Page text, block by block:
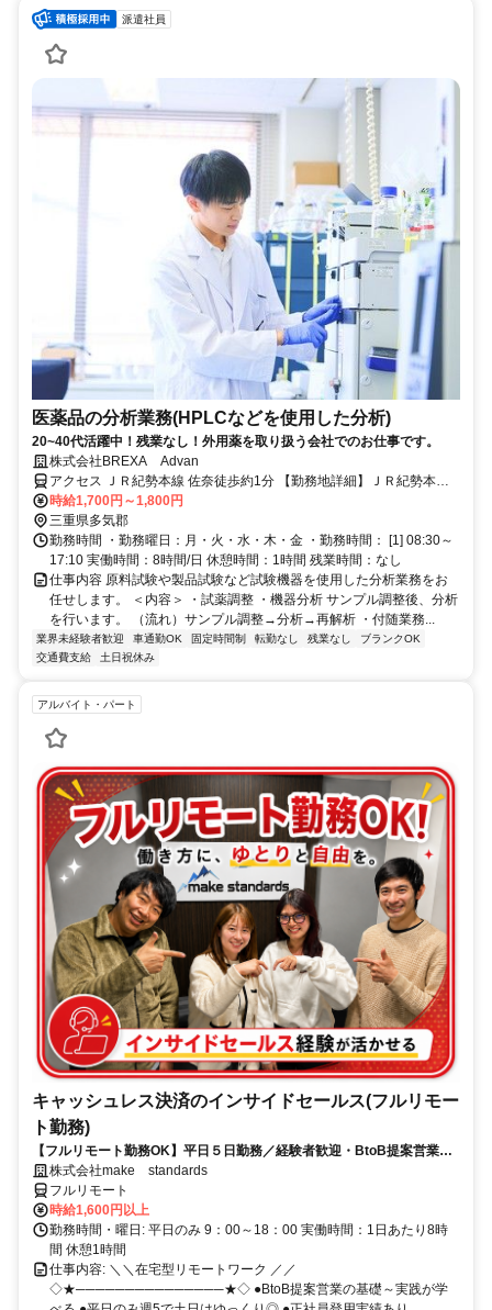
派遣社員
医薬品の分析業務(HPLCなどを使用した分析)
20~40代活躍中！残業なし！外用薬を取り扱う会社でのお仕事です。
株式会社BREXA Advan
アクセス ＪＲ紀勢本線 佐奈徒歩約1分 【勤務地詳細】ＪＲ紀勢本線
『佐奈駅』より車で5分 ＊車通勤可
時給1,700円～1,800円
三重県多気郡
勤務時間 ・勤務曜日：月・火・水・木・金 ・勤務時間： [1] 08:30～
17:10 実働時間：8時間/日 休憩時間：1時間 残業時間：なし
仕事内容 原料試験や製品試験など試験機器を使用した分析業務をお
任せします。 ＜内容＞ ・試薬調整 ・機器分析 サンプル調整後、分析
を行います。 （流れ）サンプル調整→分析→再解析 ・付随業務...
業界未経験者歓迎 車通勤OK 固定時間制 転勤なし 残業なし
ブランクOK
交通費支給
土日祝休み
アルバイト・パート
キャッシュレス決済のインサイドセールス(フルリモー
ト勤務)
【フルリモート勤務OK】平日５日勤務／経験者歓迎・BtoB提案営業で
スキルアップ
株式会社make standards
フルリモート
時給1,600円以上
勤務時間・曜日: 平日のみ 9：00～18：00 実働時間：1日あたり8時
間 休憩1時間
仕事内容: ＼＼在宅型リモートワーク ／／
◇★───────────────★◇ ●BtoB提案営業の基礎～実践が学